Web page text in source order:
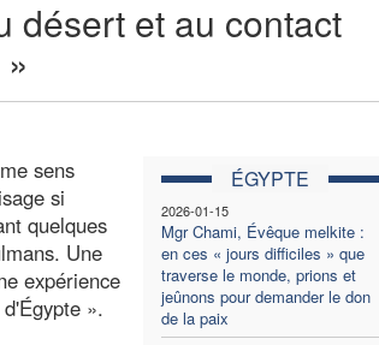
désert et au contact
ÉGYPTE
2026-01-15
Mgr Chami, Évêque melkite :
en ces « jours difficiles » que
traverse le monde, prions et
jeûnons pour demander le don
de la paix
sens
si
quelques
Une
expérience
».